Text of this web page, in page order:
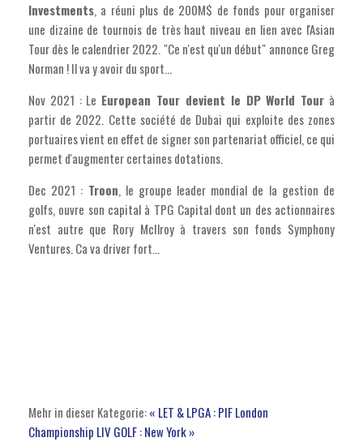
Investments, a réuni plus de 200M$ de fonds pour organiser
une dizaine de tournois de très haut niveau en lien avec l'Asian
Tour dès le calendrier 2022. "Ce n'est qu'un début" annonce Greg
Norman ! Il va y avoir du sport...
Nov 2021 : Le European Tour devient le DP World Tour à
partir de 2022. Cette société de Dubai qui exploite des zones
portuaires vient en effet de signer son partenariat officiel, ce qui
permet d'augmenter certaines dotations.
Dec 2021 : Troon, le groupe leader mondial de la gestion de
golfs, ouvre son capital à TPG Capital dont un des actionnaires
n'est autre que Rory McIlroy à travers son fonds Symphony
Ventures. Ca va driver fort...
Mehr in dieser Kategorie:« LET & LPGA : PIF London
Championship LIV GOLF : New York »